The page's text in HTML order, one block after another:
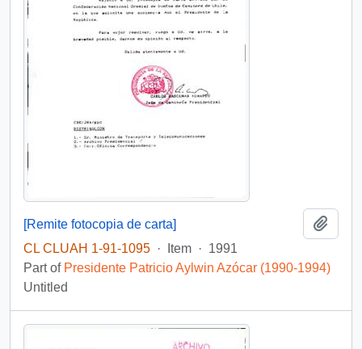
[Remite fotocopia de carta]
CL CLUAH 1-91-1095 · Item · 1991
Part of Presidente Patricio Aylwin Azócar (1990-1994)
Untitled